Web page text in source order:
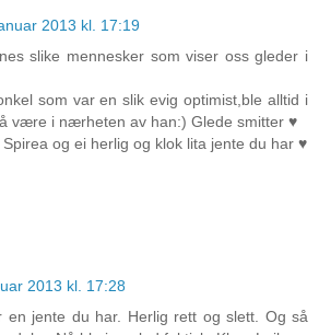
2013 kl. 17:19
slike mennesker som viser oss gleder i
som var en slik evig optimist,ble alltid i
være i nærheten av han:) Glede smitter ♥
og ei herlig og klok lita jente du har ♥
2013 kl. 17:28
en jente du har. Herlig rett og slett. Og så